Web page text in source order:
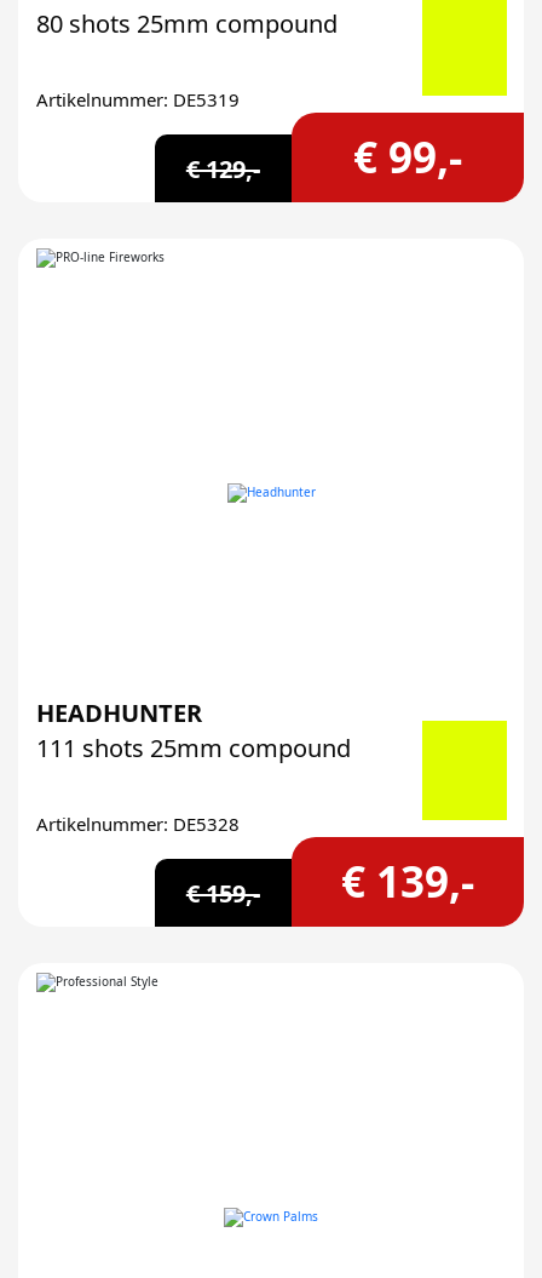
80 shots 25mm compound
Artikelnummer: DE5319
€ 129,- € 99,-
HEADHUNTER
111 shots 25mm compound
Artikelnummer: DE5328
€ 159,- € 139,-